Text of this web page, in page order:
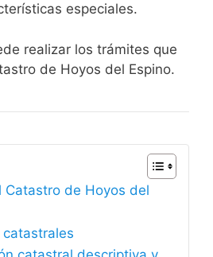
especiales.
realizar los trámites que
de Hoyos del Espino.
Catastro de Hoyos del